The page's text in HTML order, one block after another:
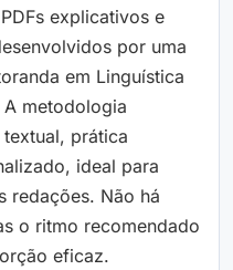
explicativos e
por uma
em Linguística
metodologia
prática
ideal para
redações. Não há
o ritmo recomendado
eficaz.